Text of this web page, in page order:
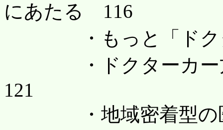
にあたる 116
・もっと「ドクタ
・ドクターカー方
121
・地域密着型の医